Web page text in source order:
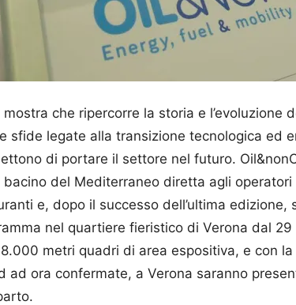
mostra che ripercorre la storia e l’evoluzione
sfide legate alla transizione tecnologica ed
di portare il settore nel futuro.
bacino del Mediterraneo diretta agli
e, dopo il successo dell’ultima edizione,
nel quartiere fieristico di Verona dal
metri quadri di area espositiva, e con
ad ora confermate, a Verona saranno